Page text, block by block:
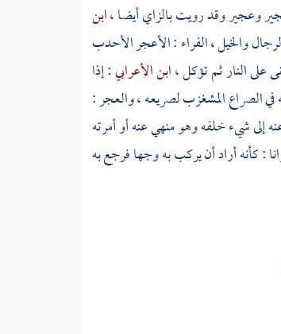
وعجير وقد رويت بالزاي أيضا ،ابن
والخيل ،الفراء: الأعجر الأحدب
النار ثم تؤكل ،ابن الأعرابي: إذا
في الصراع المشغزب لصريعه ، والعجر :
إلى شيء خلفه وهو منهي عنه أو أمرته
: كأنه أراد أن يركب به وجها فرجع به